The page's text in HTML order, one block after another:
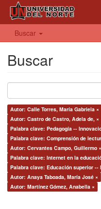
Buscar
Buscar
Autor: Calle Torres, María Gabriela ×
Autor: Castro de Castro, Adela de, ×
Palabra clave: Pedagogía --
Palabra clave: Comprensión de
Autor: Cervantes Campo, Guillermo ×
Palabra clave: Internet en la
Palabra clave: Educación superior
Autor: Anaya Taboada, María José ×
Autor: Martínez Gómez, Anabella ×